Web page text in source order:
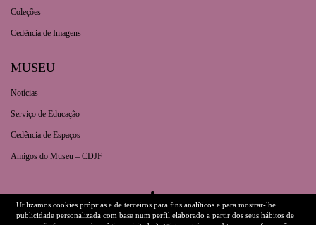
Coleções
Cedência de Imagens
MUSEU
Notícias
Serviço de Educação
Cedência de Espaços
Amigos do Museu – CDJF
Dados Legais Ficha Técnica
Utilizamos cookies próprias e de terceiros para fins analíticos e para mostrar-lhe
publicidade personalizada com base num perfil elaborado a partir dos seus hábitos de